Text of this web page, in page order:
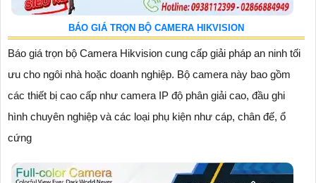
BÁO GIÁ TRỌN BỘ CAMERA HIKVISION
Báo giá trọn bộ Camera Hikvision cung cấp giải pháp an ninh tối
ưu cho ngôi nhà hoặc doanh nghiệp. Bộ camera này bao gồm
các thiết bị cao cấp như camera IP độ phân giải cao, đầu ghi
hình chuyên nghiệp và các loại phụ kiện như cáp, chân đế, ổ
cứng